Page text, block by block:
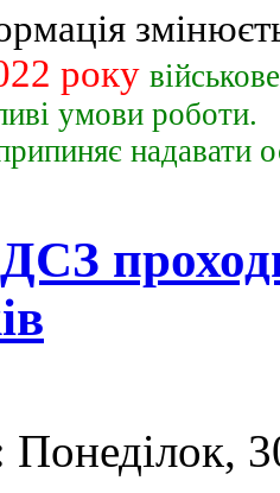
року
умови роботи.
надавати
Понеділок,